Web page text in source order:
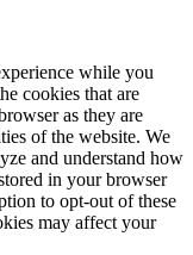
while you
cookies that are
as they are
of the website. We
and understand how
in your browser
to opt-out of these
may affect your